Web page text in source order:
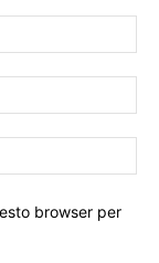
browser per